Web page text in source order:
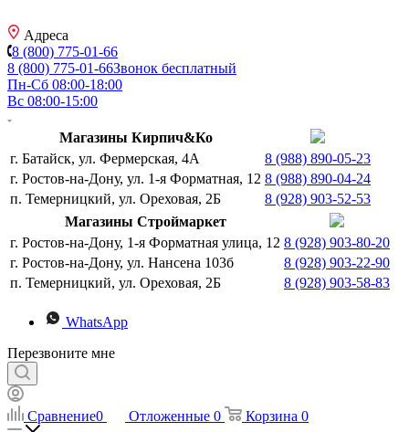
Адреса
8 (800) 775-01-66
8 (800) 775-01-66Звонок бесплатный
Пн-Сб 08:00-18:00
Вс 08:00-15:00
Магазины Кирпич&Ко
г. Батайск, ул. Фермерская, 4А
8 (988) 890-05-23
г. Ростов-на-Дону, ул. 1-я Форматная, 12 8 (988) 890-04-24
п. Темерницкий, ул. Ореховая, 2Б
8 (928) 903-52-53
Магазины Строймаркет
г. Ростов-на-Дону, 1-я Форматная улица, 12 8 (928) 903-80-20
г. Ростов-на-Дону, ул. Нансена 103б
8 (928) 903-22-90
п. Темерницкий, ул. Ореховая, 2Б
8 (928) 903-58-83
WhatsApp
Перезвоните мне
Сравнение0 Отложенные 0 Корзина 0